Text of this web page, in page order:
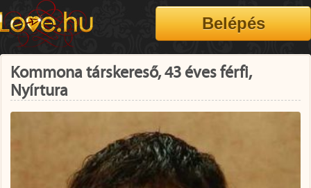
Kommona társkereső, 43 éves férfi,
Nyírtura